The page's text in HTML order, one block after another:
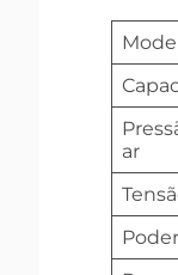
ar
Poder